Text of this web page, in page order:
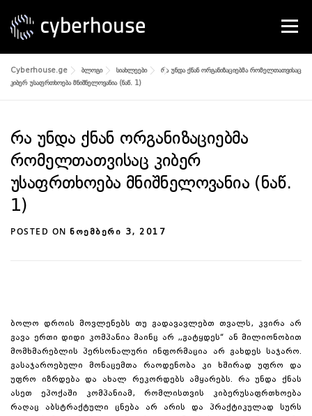
content
Menu
SERVICES ABOUT US
Cyberhouse.ge ბლოგი სიახლეები
რა უნდა ქნან ორგანიზაციებმა რომელთათვისაც
კიბერ უსაფრთხოება მნიშნელოვანია (ნაწ. 1)
რა უნდა ქნან ორგანიზაციებმა
რომელთათვისაც კიბერ
უსაფრთხოება მნიშნელოვანია (ნაწ.
1)
POSTED ON ᲜᲝᲔᲛᲑᲔᲠᲘ 3, 2017
ბოლო დროის მოვლენებს თუ გადავავლებთ თვალს, კვირა არ
გავა ერთი დიდი კომპანია მაინც არ „გატყდეს“ ან მილიონობით
მომხმარებლის პერსონალური ინფორმაცია არ გახდეს საჯარო.
გასაჯაროებული მონაცემთა რაოდენობა კი ხშირად უფრო და
უფრო იზრდება და ახალ რეკორდებს ამყარებს. რა უნდა ქნას
ასეთ ეპოქაში კომპანიამ, რომლისთვის კიბერუსაფრთხოება
რაღაც აბსტრაქტული ცნება არ არის და პრაქტიკულად სურს